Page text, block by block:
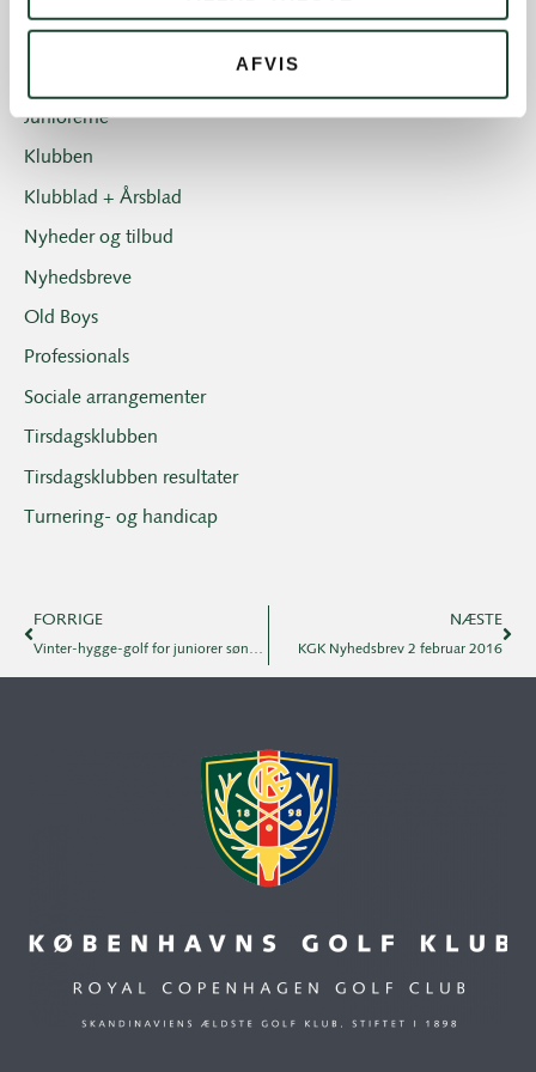
AFVIS
Ikke kategoriseret
Juniorerne
Klubben
Klubblad + Årsblad
Nyheder og tilbud
Nyhedsbreve
Old Boys
Professionals
Sociale arrangementer
Tirsdagsklubben
Tirsdagsklubben resultater
Turnering- og handicap
FORRIGE
Vinter-hygge-golf for juniorer søndag d. 24.januar er ANNULLERET
NÆSTE
KGK Nyhedsbrev 2 februar 2016